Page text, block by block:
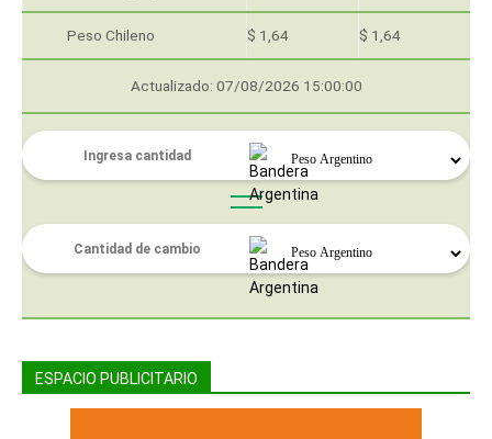
Peso Chileno $ 1,64 $ 1,64
Actualizado: 07/08/2026 15:00:00
ESPACIO PUBLICITARIO